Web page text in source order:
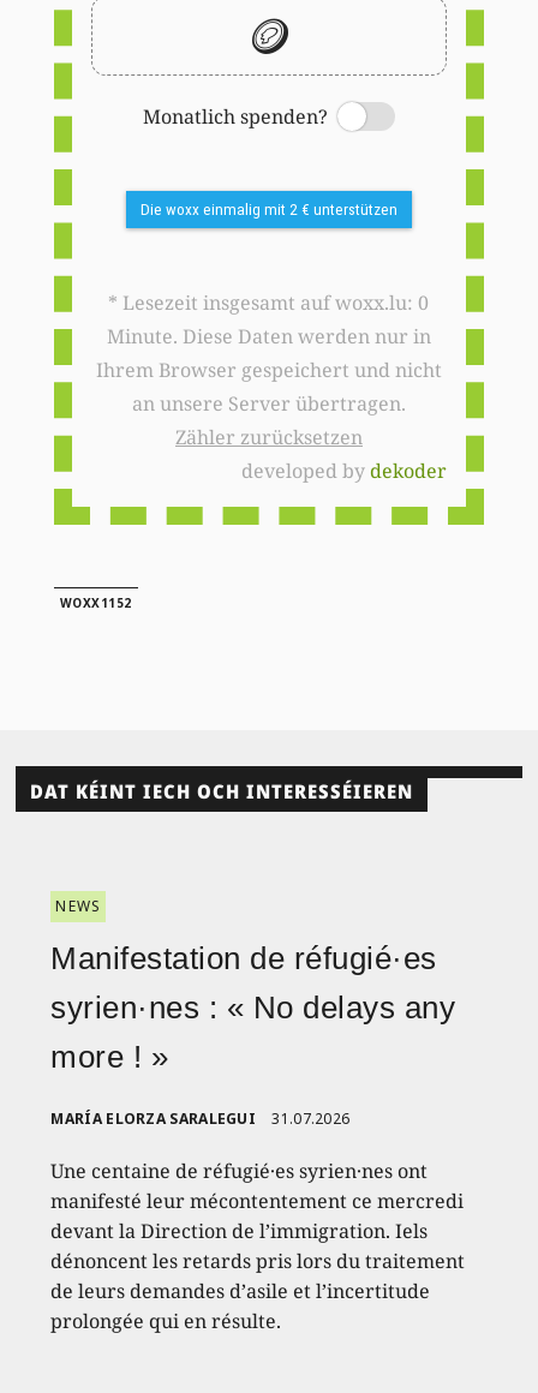
🪙
Monatlich spenden?
Switch
Die woxx einmalig mit 2 € unterstützen
* Lesezeit insgesamt auf woxx.lu: 0
Minute. Diese Daten werden nur in
Ihrem Browser gespeichert und nicht
an unsere Server übertragen.
Zähler zurücksetzen
developed bydekoder
WOXX1152
DAT KÉINT IECH OCH INTERESSÉIEREN
NEWS
Manifestation de réfugié·es
syrien·nes : « No delays any
more ! »
MARÍA ELORZA SARALEGUI 31.07.2026
Une centaine de réfugié·es syrien·nes ont
manifesté leur mécontentement ce mercredi
devant la Direction de l’immigration. Iels
dénoncent les retards pris lors du traitement
de leurs demandes d’asile et l’incertitude
prolongée qui en résulte.